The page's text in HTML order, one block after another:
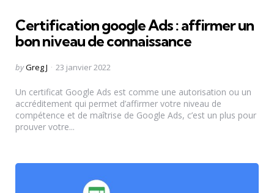
Certification google Ads : affirmer un
bon niveau de connaissance
Posted
byGreg J 23 janvier 2022
Un certificat Google Ads est comme une autorisation ou un
accréditement qui permet d’affirmer votre niveau de
compétence et de maîtrise de Google Ads, c’est un plus pour
prouver votre...